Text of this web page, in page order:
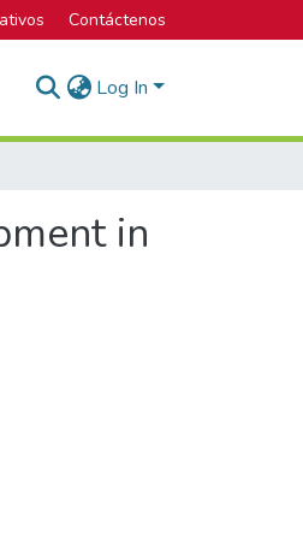
Contáctenos
Log In
in